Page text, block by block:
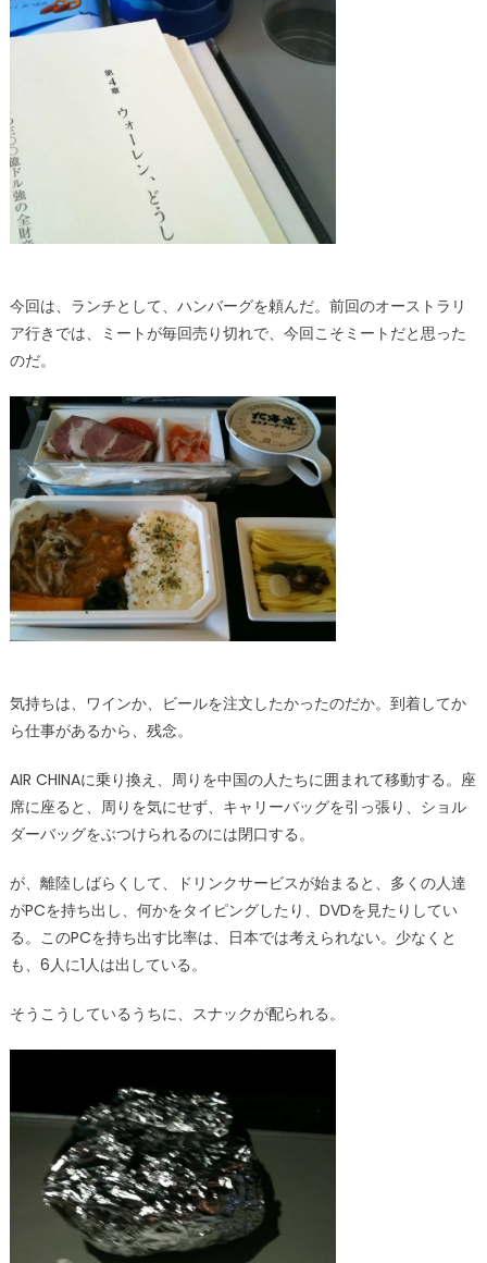
今回は、ランチとして、ハンバーグを頼んだ。前回のオーストラリ
ア行きでは、ミートが毎回売り切れで、今回こそミートだと思った
のだ。
気持ちは、ワインか、ビールを注文したかったのだか。到着してか
ら仕事があるから、残念。
AIR CHINAに乗り換え、周りを中国の人たちに囲まれて移動する。座
席に座ると、周りを気にせず、キャリーバッグを引っ張り、ショル
ダーバッグをぶつけられるのには閉口する。
が、離陸しばらくして、ドリンクサービスが始まると、多くの人達
がPCを持ち出し、何かをタイピングしたり、DVDを見たりしてい
る。このPCを持ち出す比率は、日本では考えられない。少なくと
も、6人に1人は出している。
そうこうしているうちに、スナックが配られる。